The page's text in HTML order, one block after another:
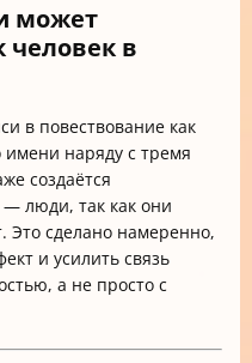
может
человек в
в повествование как
имени наряду с тремя
создаётся
— люди, так как они
Это сделано намеренно,
и усилить связь
а не просто с